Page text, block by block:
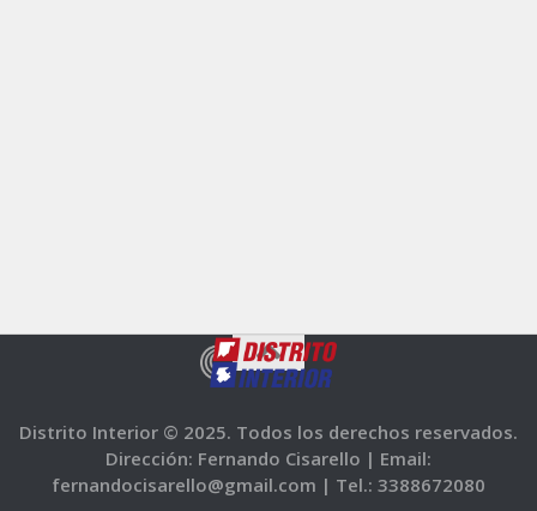
Distrito Interior © 2025. Todos los derechos reservados.
Dirección: Fernando Cisarello | Email:
fernandocisarello@gmail.com | Tel.: 3388672080